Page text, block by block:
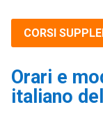
CORSI
Orari e
italiano